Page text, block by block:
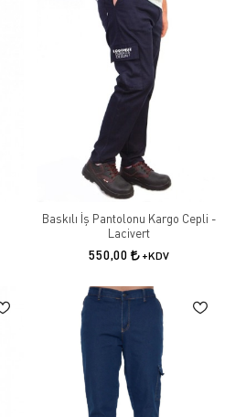
Baskılı İş Pantolonu Kargo Cepli -
Lacivert
550,00 +KDV